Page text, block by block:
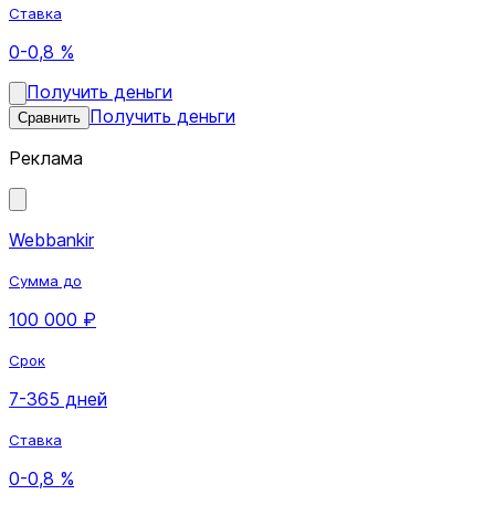
Ставка
0-0,8 %
Получить деньги
Сравнить Получить деньги
Реклама
Webbankir
Сумма до
100 000 ₽
Срок
7-365 дней
Ставка
0-0,8 %